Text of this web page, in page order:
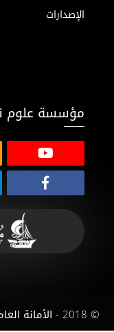
الإصدارات
مؤسسة علوم
© 2018 - الأمانة العامة للعتبة الحسينية المقدسة